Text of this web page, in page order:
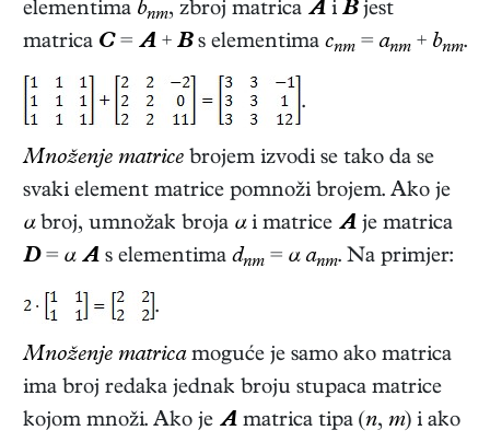
elementima bnm, zbroj matrica A i Bjest
matrica C= A + Bs elementima cnm = anm + bnm.
.
Množenje matrice brojem izvodi se tako da se
svaki element matrice pomnoži brojem. Ako je
αbroj, umnožak broja αi matrice A je matrica
D= α A s elementima dnm = α anm. Na primjer:
.
Množenje matricamoguće je samo ako matrica
ima broj redaka jednak broju stupaca matrice
kojom množi. Ako je A matrica tipa (n, m) i ako